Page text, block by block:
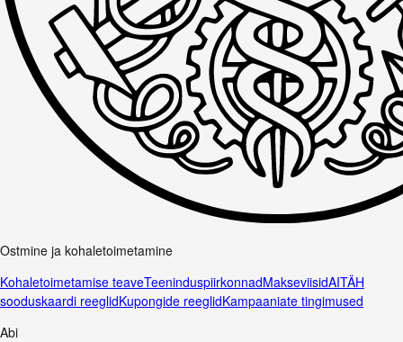
Ostmine ja kohaletoimetamine
Kohaletoimetamise teaveTeeninduspiirkonnadMakseviisidAITÄH
sooduskaardi reeglidKupongide reeglidKampaaniate tingimused
Abi